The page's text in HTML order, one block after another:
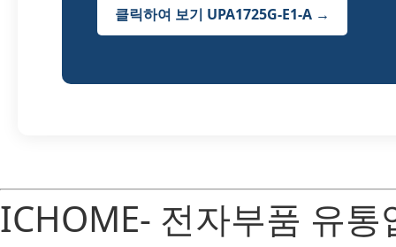
클릭하여 보기 UPA1725G-E1-A →
ICHOME- 전자부품 유